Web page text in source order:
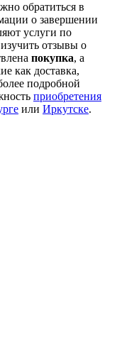
обратиться в
о завершении
услуги по
отзывы о
покупка, а
как доставка,
подробной
приобретения
или Иркутске.